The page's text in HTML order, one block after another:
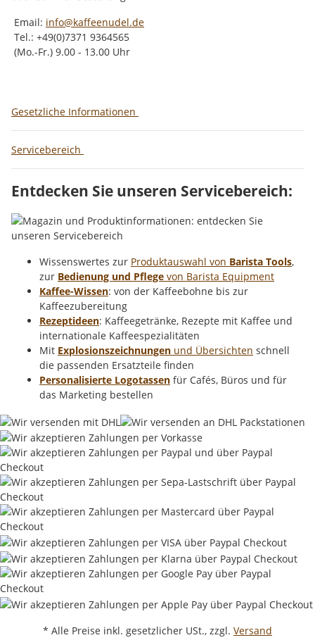
Email: info@kaffeenudel.de
Tel.: +49(0)7371 9364565
(Mo.-Fr.) 9.00 - 13.00 Uhr
Gesetzliche Informationen
Servicebereich
Entdecken Sie unseren Servicebereich:
Wissenswertes zur Produktauswahl von Barista Tools,
zur Bedienung und Pflege von Barista Equipment
Kaffee-Wissen: von der Kaffeebohne bis zur
Kaffeezubereitung
Rezeptideen: Kaffeegetränke, Rezepte mit Kaffee und
internationale Kaffeespezialitäten
Mit Explosionszeichnungen und Übersichten schnell
die passenden Ersatzteile finden
Personalisierte Logotassen für Cafés, Büros und für
das Marketing bestellen
* Alle Preise inkl. gesetzlicher USt., zzgl. Versand